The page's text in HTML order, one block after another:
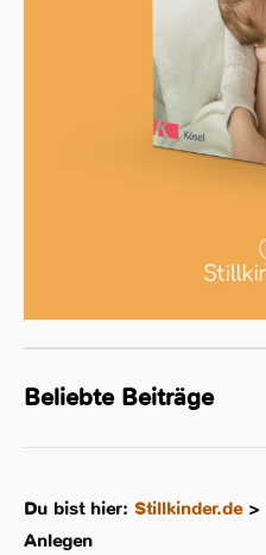
Beliebte Beiträge
Du bist hier: Stillkinder.de>
Anlegen